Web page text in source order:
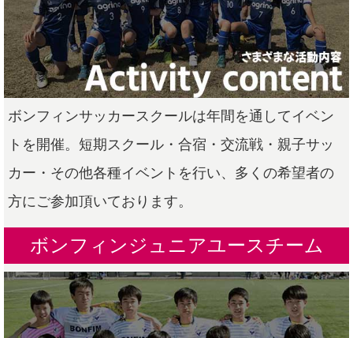
ボンフィンサッカースクールは年間を通してイベン
トを開催。短期スクール・合宿・交流戦・親子サッ
カー・その他各種イベントを行い、多くの希望者の
方にご参加頂いております。
ボンフィンジュニアユースチーム